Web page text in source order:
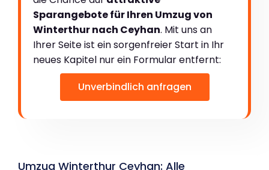
Sparangebote für Ihren Umzug von
Winterthur nach Ceyhan. Mit uns an
Ihrer Seite ist ein sorgenfreier Start in Ihr
neues Kapitel nur ein Formular entfernt:
Unverbindlich anfragen
Umzug Winterthur Ceyhan: Alle